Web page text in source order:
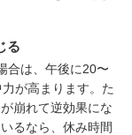
る
合は、午後に20〜
が高まります。た
崩れて逆効果にな
るなら、休み時間